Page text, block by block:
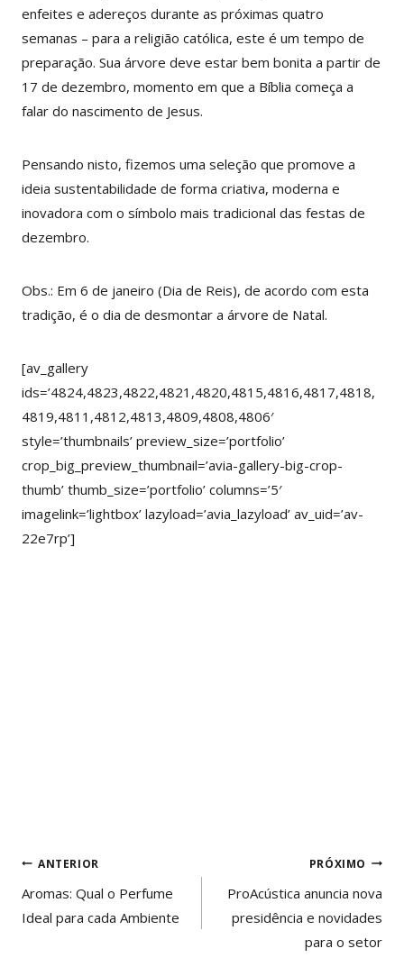
enfeites e adereços durante as próximas quatro
semanas – para a religião católica, este é um tempo de
preparação. Sua árvore deve estar bem bonita a partir de
17 de dezembro, momento em que a Bíblia começa a
falar do nascimento de Jesus.
Pensando nisto, fizemos uma seleção que promove a
ideia sustentabilidade de forma criativa, moderna e
inovadora com o símbolo mais tradicional das festas de
dezembro.
Obs.: Em 6 de janeiro (Dia de Reis), de acordo com esta
tradição, é o dia de desmontar a árvore de Natal.
[av_gallery
ids=’4824,4823,4822,4821,4820,4815,4816,4817,4818,
4819,4811,4812,4813,4809,4808,4806′
style=’thumbnails’ preview_size=’portfolio’
crop_big_preview_thumbnail=’avia-gallery-big-crop-
thumb’ thumb_size=’portfolio’ columns=’5′
imagelink=’lightbox’ lazyload=’avia_lazyload’ av_uid=’av-
22e7rp’]
Navegação
de
Post
ANTERIOR
Aromas: Qual o Perfume
Ideal para cada Ambiente
PRÓXIMO
ProAcústica anuncia nova
presidência e novidades
para o setor